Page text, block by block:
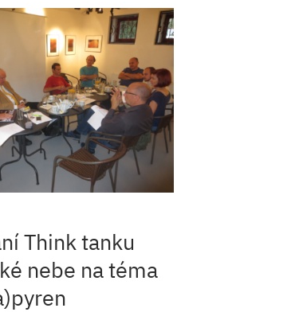
Think tanku
nebe na téma